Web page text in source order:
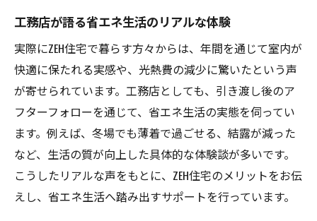
工務店が語る省エネ生活のリアルな体験
実際にZEH住宅で暮らす方々からは、年間を通じて室内が
快適に保たれる実感や、光熱費の減少に驚いたという声
が寄せられています。工務店としても、引き渡し後のア
フターフォローを通じて、省エネ生活の実態を伺ってい
ます。例えば、冬場でも薄着で過ごせる、結露が減った
など、生活の質が向上した具体的な体験談が多いです。
こうしたリアルな声をもとに、ZEH住宅のメリットをお伝
えし、省エネ生活へ踏み出すサポートを行っています。